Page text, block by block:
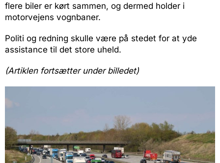
flere biler er kørt sammen, og dermed holder i
motorvejens vognbaner.
Politi og redning skulle være på stedet for at yde
assistance til det store uheld.
(Artiklen fortsætter under billedet)